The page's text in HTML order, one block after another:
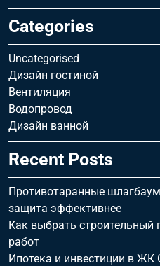
Categories
Uncategorised
Дизайн гостиной
Вентиляция
Водопровод
Дизайн ванной
Recent Posts
Противотаранные
защита эффективнее
Как выбрать строительный
работ
Ипотека и инвестиции в ЖК